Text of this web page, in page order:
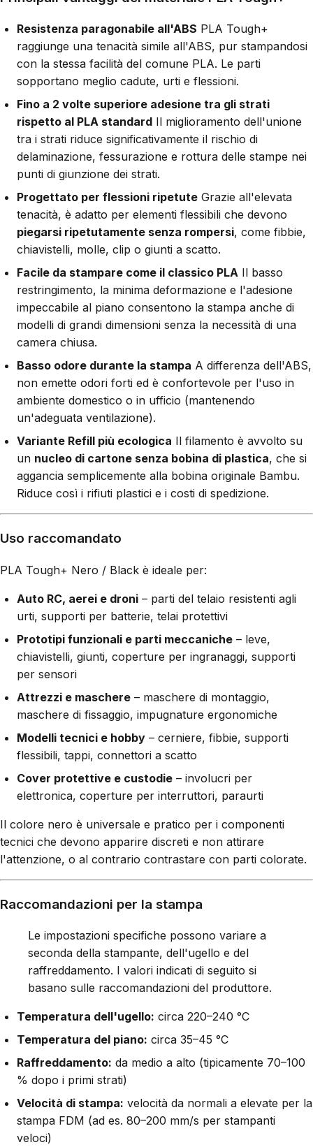
Resistenza paragonabile all'ABS PLA Tough+
raggiunge una tenacità simile all'ABS, pur stampandosi
con la stessa facilità del comune PLA. Le parti
sopportano meglio cadute, urti e flessioni.
Fino a 2 volte superiore adesione tra gli strati
rispetto al PLA standard Il miglioramento dell'unione
tra i strati riduce significativamente il rischio di
delaminazione, fessurazione e rottura delle stampe nei
punti di giunzione dei strati.
Progettato per flessioni ripetute Grazie all'elevata
tenacità, è adatto per elementi flessibili che devono
piegarsi ripetutamente senza rompersi, come fibbie,
chiavistelli, molle, clip o giunti a scatto.
Facile da stampare come il classico PLA Il basso
restringimento, la minima deformazione e l'adesione
impeccabile al piano consentono la stampa anche di
modelli di grandi dimensioni senza la necessità di una
camera chiusa.
Basso odore durante la stampa A differenza dell'ABS,
non emette odori forti ed è confortevole per l'uso in
ambiente domestico o in ufficio (mantenendo
un'adeguata ventilazione).
Variante Refill più ecologica Il filamento è avvolto su
un nucleo di cartone senza bobina di plastica, che si
aggancia semplicemente alla bobina originale Bambu.
Riduce così i rifiuti plastici e i costi di spedizione.
Uso raccomandato
PLA Tough+ Nero / Black è ideale per:
Auto RC, aerei e droni – parti del telaio resistenti agli
urti, supporti per batterie, telai protettivi
Prototipi funzionali e parti meccaniche – leve,
chiavistelli, giunti, coperture per ingranaggi, supporti
per sensori
Attrezzi e maschere – maschere di montaggio,
maschere di fissaggio, impugnature ergonomiche
Modelli tecnici e hobby – cerniere, fibbie, supporti
flessibili, tappi, connettori a scatto
Cover protettive e custodie – involucri per
elettronica, coperture per interruttori, paraurti
Il colore nero è universale e pratico per i componenti
tecnici che devono apparire discreti e non attirare
l'attenzione, o al contrario contrastare con parti colorate.
Raccomandazioni per la stampa
Le impostazioni specifiche possono variare a
seconda della stampante, dell'ugello e del
raffreddamento. I valori indicati di seguito si
basano sulle raccomandazioni del produttore.
Temperatura dell'ugello: circa 220–240 °C
Temperatura del piano: circa 35–45 °C
Raffreddamento: da medio a alto (tipicamente 70–100
% dopo i primi strati)
Velocità di stampa: velocità da normali a elevate per la
stampa FDM (ad es. 80–200 mm/s per stampanti
veloci)